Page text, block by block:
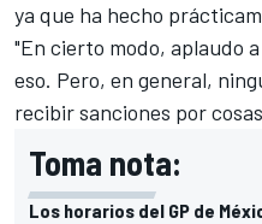
ya que ha hecho
"En cierto modo, aplaudo
eso. Pero, en general,
recibir sanciones por
Toma nota:
Los horarios del GP de